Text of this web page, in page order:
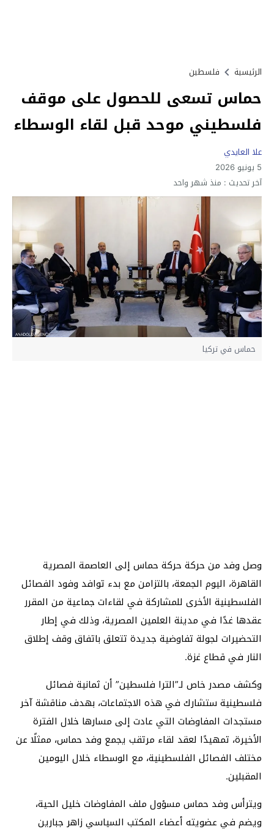
الرئيسية فلسطين
حماس تسعى للحصول على موقف
فلسطيني موحد قبل لقاء الوسطاء
علا العايدي
5 يونيو 2026
آخر تحديث : منذ شهر واحد
حماس في تركيا
وصل وفد من حركة حركة حماس إلى العاصمة المصرية
القاهرة، اليوم الجمعة، بالتزامن مع بدء توافد وفود الفصائل
الفلسطينية الأخرى للمشاركة في لقاءات جماعية من المقرر
عقدها غدًا في مدينة العلمين المصرية، وذلك في إطار
التحضيرات لجولة تفاوضية جديدة تتعلق باتفاق وقف إطلاق
النار في قطاع غزة.
وكشف مصدر خاص لـ”الترا فلسطين” أن ثمانية فصائل
فلسطينية ستشارك في هذه الاجتماعات، بهدف مناقشة آخر
مستجدات المفاوضات التي عادت إلى مسارها خلال الفترة
الأخيرة، تمهيدًا لعقد لقاء مرتقب يجمع وفد حماس، ممثلًا عن
مختلف الفصائل الفلسطينية، مع الوسطاء خلال اليومين
المقبلين.
ويترأس وفد حماس مسؤول ملف المفاوضات خليل الحية،
ويضم في عضويته أعضاء المكتب السياسي زاهر جبارين